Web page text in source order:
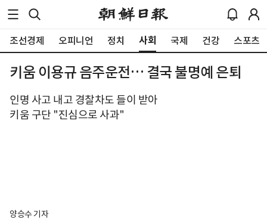
조선경제 오피니언 정치 사회 국제 건강 스포츠
키움 이용규 음주운전… 결국 불명예 은퇴
인명 사고 내고 경찰차도 들이 받아
키움 구단 "진심으로 사과"
양승수 기자